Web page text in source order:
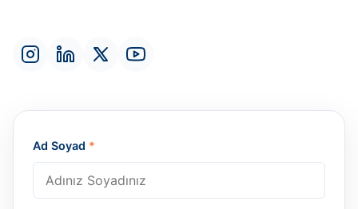
Ad Soyad *